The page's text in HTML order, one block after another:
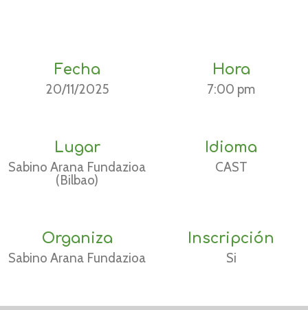
Fecha
20/11/2025
Hora
7:00 pm
Lugar
Sabino Arana Fundazioa
(Bilbao)
Idioma
CAST
Organiza
Sabino Arana Fundazioa
Inscripción
Si